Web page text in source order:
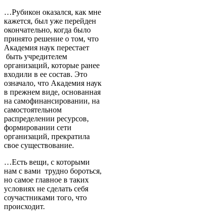
…Рубикон оказался, как мне
кажется, был уже перейден
окончательно, когда было
принято решение о том, что
Академия наук перестает
быть учредителем
организаций, которые ранее
входили в ее состав. Это
означало, что Академия наук
в прежнем виде, основанная
на самофинансировании, на
самостоятельном
распределении ресурсов,
формировании сети
организаций, прекратила
свое существование.
…Есть вещи, с которыми
нам с вами трудно бороться,
но самое главное в таких
условиях не сделать себя
соучастниками того, что
происходит.